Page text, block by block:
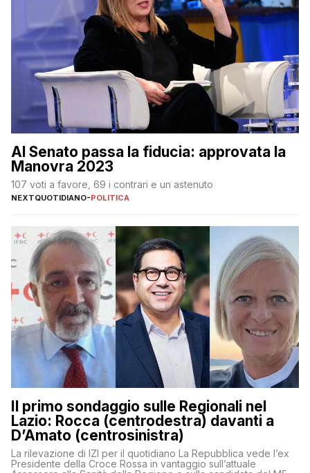
Al Senato passa la fiducia: approvata la
Manovra 2023
107 voti a favore, 69 i contrari e un astenuto
NEXTQUOTIDIANO-POLITICA
Il primo sondaggio sulle Regionali nel
Lazio: Rocca (centrodestra) davanti a
D’Amato (centrosinistra)
La rilevazione di IZI per il quotidiano La Repubblica vede l’ex
Presidente della Croce Rossa in vantaggio sull’attuale